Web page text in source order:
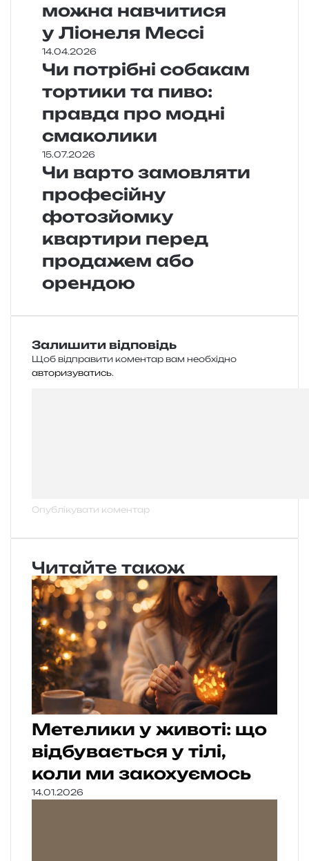
можна навчитися
у Ліонеля Мессі
14.04.2026
Чи потрібні собакам
тортики та пиво:
правда про модні
смаколики
15.07.2026
Чи варто замовляти
професійну
фотозйомку
квартири перед
продажем або
орендою
Залишити відповідь
Щоб відправити коментар вам необхідно
авторизуватись.
Читайте також
Метелики у животі: що
відбувається у тілі,
коли ми закохуємось
14.01.2026